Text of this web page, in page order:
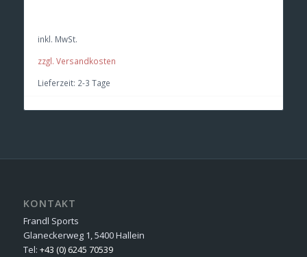
inkl. MwSt.
zzgl. Versandkosten
Lieferzeit: 2-3 Tage
KONTAKT
Frandl Sports
Glaneckerweg 1, 5400 Hallein
Tel: +43 (0) 6245 70539